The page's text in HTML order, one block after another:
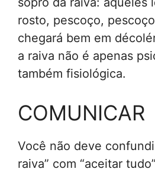
rosto, pescoço,
chegará bem em
a raiva não é apenas
também fisiológica.
COMUNICAR
Você não deve
raiva” com “aceitar